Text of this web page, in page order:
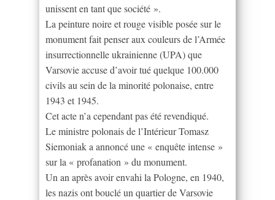
unissent en tant que société ».
La peinture noire et rouge visible posée sur le
monument fait penser aux couleurs de l’Armée
insurrectionnelle ukrainienne (UPA) que
Varsovie accuse d’avoir tué quelque 100.000
civils au sein de la minorité polonaise, entre
1943 et 1945.
Cet acte n’a cependant pas été revendiqué.
Le ministre polonais de l’Intérieur Tomasz
Siemoniak a annoncé une « enquête intense »
sur la « profanation » du monument.
Un an après avoir envahi la Pologne, en 1940,
les nazis ont bouclé un quartier de Varsovie